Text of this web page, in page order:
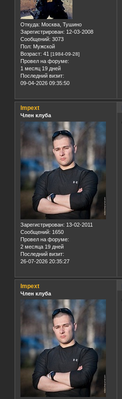
Откуда: Москва, Тушино
Зарегистрирован: 12-03-2008
Сообщений: 3073
Пол: Мужской
Возраст: 41 [1984-09-28]
Провел на форуме:
1 месяц 19 дней
Последний визит:
09-04-2026 09:35:50
Impext
Член клуба
Зарегистрирован: 13-02-2011
Сообщений: 1650
Провел на форуме:
2 месяца 19 дней
Последний визит:
26-07-2026 20:35:27
Impext
Член клуба